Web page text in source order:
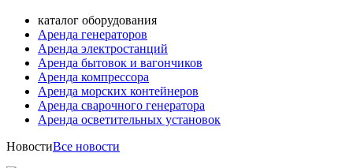
каталог оборудования
Аренда генераторов
Аренда электростанций
Аренда бытовок и вагончиков
Аренда компрессора
Аренда морских контейнеров
Аренда сварочного генератора
Аренда осветительных установок
НовостиВсе новости